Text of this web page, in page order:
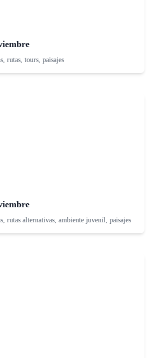
rutas, tours, paisajes
rutas alternativas, ambiente juvenil, paisajes